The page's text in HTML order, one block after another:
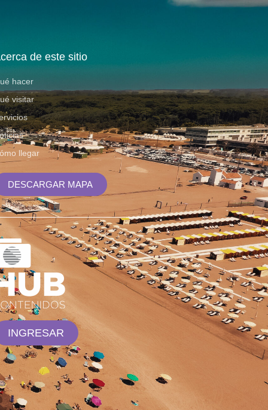
de este sitio
hacer
visitar
llegar
DESCARGAR MAPA
INGRESAR